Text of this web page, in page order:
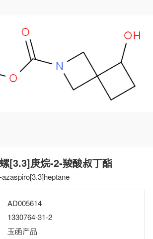
[3.3]庚烷-2-羧酸叔丁酯
AD005614
1330764-31-2
玉函产品